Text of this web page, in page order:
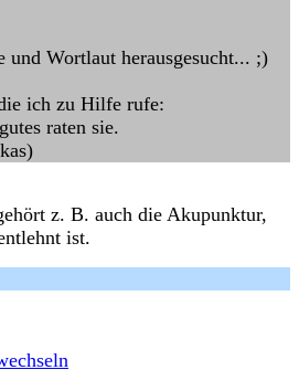
und Wortlaut herausgesucht... ;)
ich zu Hilfe rufe:
raten sie.
z. B. auch die Akupunktur,
ist.